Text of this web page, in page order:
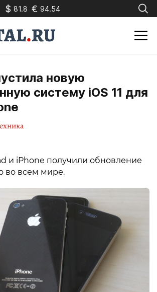
$ 81.8 € 94.54
новую
систему iOS 11 для
и iPhone получили обновление
во всем мире.